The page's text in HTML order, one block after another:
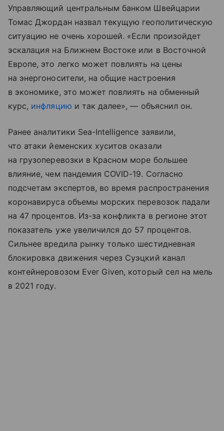
Управляющий центральным банком Швейцарии
Томас Джордан назвал текущую геополитическую
ситуацию не очень хорошей. «Если произойдет
эскалация на Ближнем Востоке или в Восточной
Европе, это легко может повлиять на цены
на энергоносители, на общие настроения
в экономике, это может повлиять на обменный
курс, инфляцию и так далее», — объяснил он.
Ранее аналитики Sea-Intelligence заявили,
что атаки йеменских хуситов оказали
на грузоперевозки в Красном море большее
влияние, чем пандемия COVID-19. Согласно
подсчетам экспертов, во время распространения
коронавируса объемы морских перевозок падали
на 47 процентов. Из-за конфликта в регионе этот
показатель уже увеличился до 57 процентов.
Сильнее вредила рынку только шестидневная
блокировка движения через Суэцкий канал
контейнеровозом Ever Given, который сел на мель
в 2021 году.